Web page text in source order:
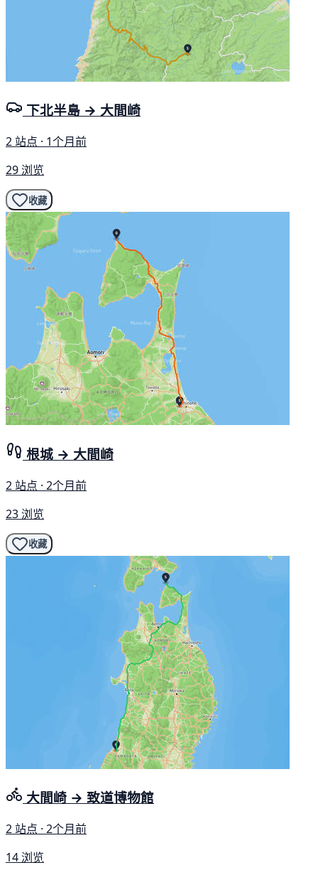
下北半島 → 大間崎
2 站点 · 1个月前
29 浏览
收藏
根城 → 大間崎
2 站点 · 2个月前
23 浏览
收藏
大間崎 → 致道博物館
2 站点 · 2个月前
14 浏览